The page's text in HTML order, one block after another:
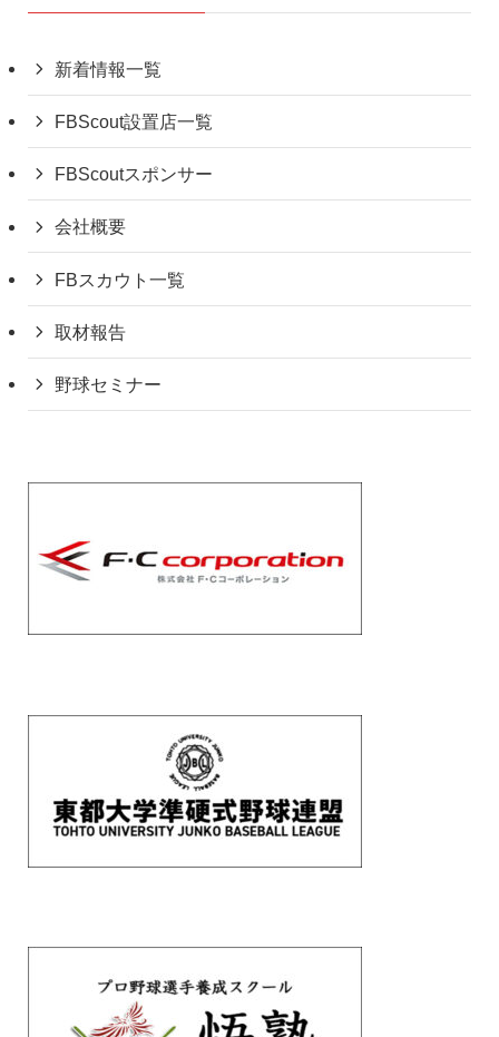
新着情報一覧
FBScout設置店一覧
FBScoutスポンサー
会社概要
FBスカウト一覧
取材報告
野球セミナー